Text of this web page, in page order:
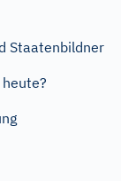
Staatenbildner